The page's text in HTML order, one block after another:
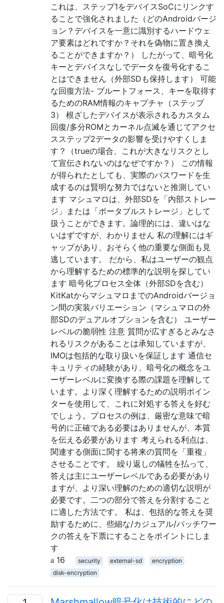
これは、ステップ1をデバイスSoCにリンクす
ることで強化されました（どのAndroidバージ
ョン？デバイスを一意に識別するハードウェ
ア要素はどれですか？それを偽物に置き換え
ることができますか？） したがって、暗号化
キーとデバイスなしでデータを復号化するこ
とはできません（外部SDも保持します） 可能
な回復方法- ブルートフォース、キーを取得す
るためのRAM情報のキャプチャ（ステップ
3） 根ざしたデバイスが表示されるカスタム
回復/多分ROMとカーネル点滅を通じてアクセ
スステップ2データの影響を受けやすくしま
す？（trueの場合、これが大きなリスクとし
て宣伝されないのはなぜですか？） この情報
が得られたとしても、実際のパスワードを生
成するのは賢明な努力ではないと推測してい
ます マシュマロは、外部SDを「内部ストレー
ジ」または「ポータブルストレージ」として
扱うことができます。論理的には、違いはな
いはずですが、わかりません 私の理解にはギ
ャップがあり、おそらく他の重要な側面も見
逃しています。 だから、私はユーザーの観点
から理解するための標準的な説明を探してい
ます 暗号化プロセス全体（外部SDを含む）
KitKatからマシュマロまでのAndroidバージョ
ン間の実装バリエーション（マシュマロの外
部SDのデュアルオプションを含む） ユーザー
レベルの脆弱性 注意 質問が広すぎるとみなさ
れるリスクがあることは承知していますが、
IMOは包括的な取り扱いを保証します 通信セ
キュリティの経験があり、暗号化の概念をユ
ーザーレベルに変換する際の課題を理解して
います。より深く理解するための説明ポイン
ターを使用して、これに対処する答えを好む
でしょう。プロセスの例は、厳密な意味で暗
号的に正確である必要はありませんが、本質
を伝える必要があります 考えられる利点は、
関連する側面に関する将来の質問を「重複」
させることです。 繰り返しの犠牲を払って、
答えは主にユーザーレベルである必要があり
ますが、より深い理解のための適切な説明が
必要です。二つの部分で答えを分割すること
に適した方法です。 私は、包括的な答えを奨
励するために、些細な/カジュアル/パッチワー
クの答えを下票にすることをポイントにしま
す
16
security external-sd
encryption
disk-encryption